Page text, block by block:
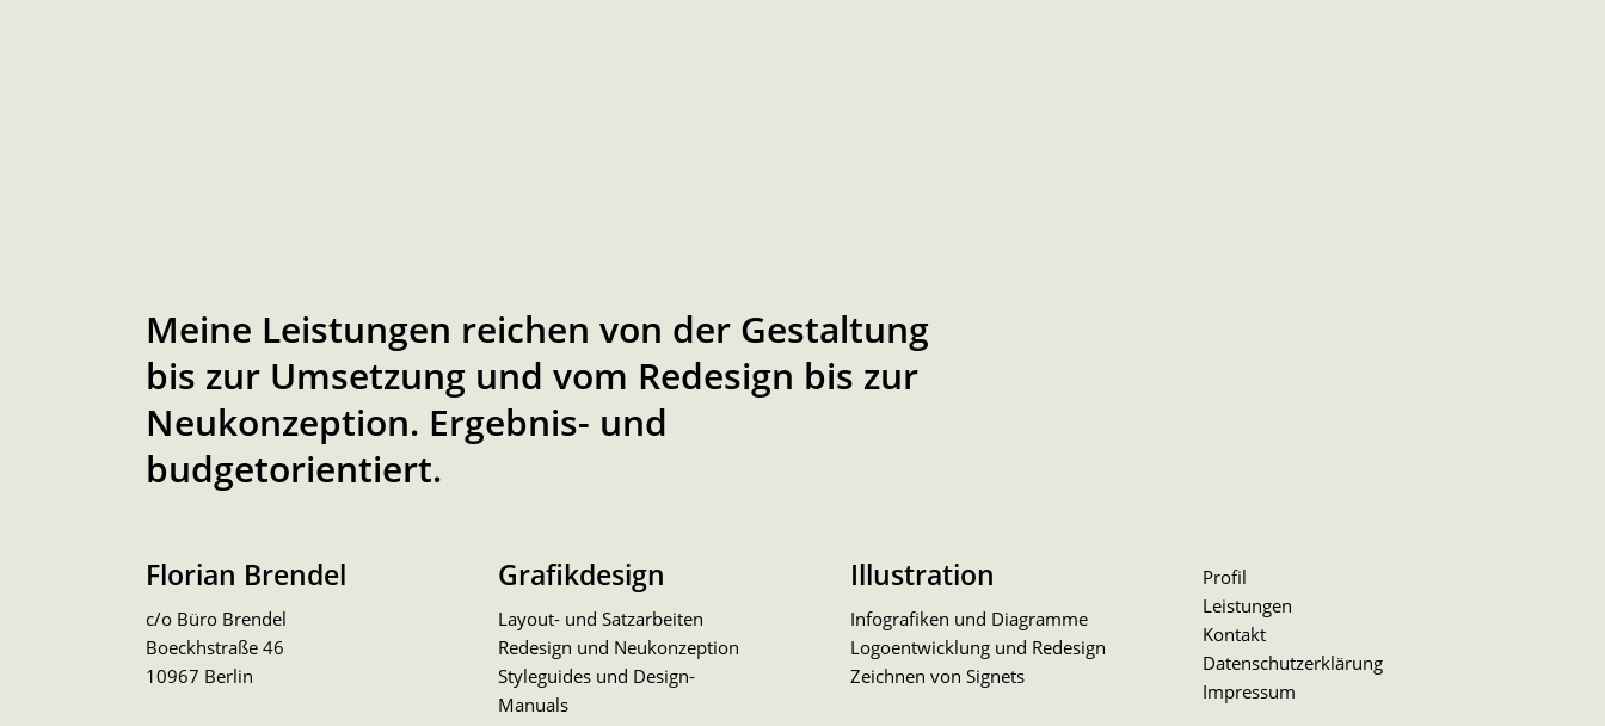
Meine Leistungen reichen von der Gestaltung
bis zur Umsetzung und vom Redesign bis zur
Neukonzeption. Ergebnis- und
budgetorientiert.
Florian Brendel
c/o Büro Brendel
Boeckhstraße 46
10967 Berlin
Grafikdesign
Layout- und Satzarbeiten
Redesign und Neukonzeption
Styleguides und Design-
Manuals
Illustration
Infografiken und Diagramme
Logoentwicklung und Redesign
Zeichnen von Signets
Profil
Leistungen
Kontakt
Datenschutzerklärung
Impressum